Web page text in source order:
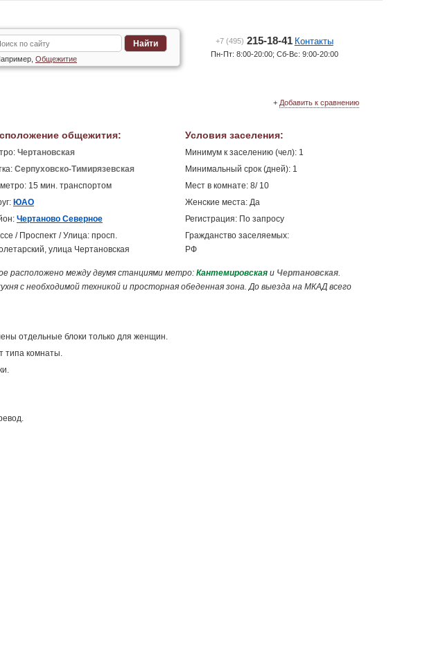
Найти
Общежитие
+7 (495) 215-18-41 Контакты
Пн-Пт: 8:00-20:00; Сб-Вс: 9:00-20:00
+ Добавить к сравнению
общежития:
Чертановская
Серпуховско-Тимирязевская
15 мин. транспортом
ЮАО
Чертаново Северное
/ Проспект / Улица: просп.
улица Чертановская
Условия заселения:
Минимум к заселению (чел): 1
Минимальный срок (дней): 1
Мест в комнате: 8/ 10
Женские места: Да
Регистрация: По запросу
Гражданство заселяемых:
РФ
расположено между двумя станциями метро: Кантемировская и Чертановская.
с необходимой техникой и просторная обеденная зона. До выезда на МКАД всего
отдельные блоки только для женщин.
типа комнаты.